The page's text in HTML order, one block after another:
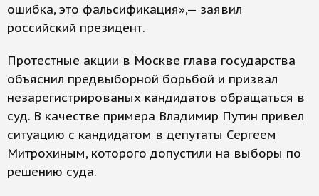
ошибка, это фальсификация»,— заявил
российский президент.
Протестные акции в Москве глава государства
объяснил предвыборной борьбой и призвал
незарегистрированых кандидатов обращаться в
суд. В качестве примера Владимир Путин привел
ситуацию с кандидатом в депутаты Сергеем
Митрохиным, которого допустили на выборы по
решению суда.